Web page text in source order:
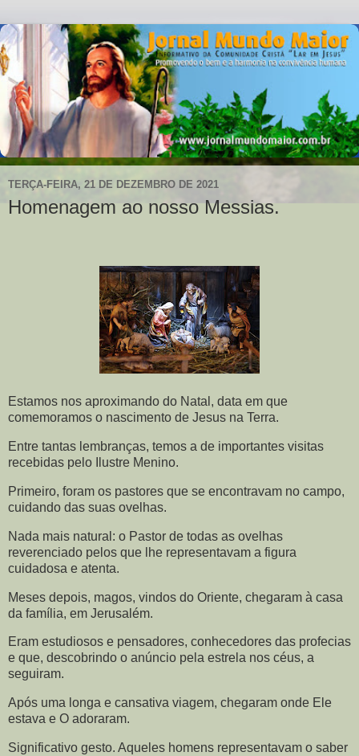
TERÇA-FEIRA, 21 DE DEZEMBRO DE 2021
Homenagem ao nosso Messias.
Estamos nos aproximando do Natal, data em que
comemoramos o nascimento de Jesus na Terra.
Entre tantas lembranças, temos a de importantes visitas
recebidas pelo Ilustre Menino.
Primeiro, foram os pastores que se encontravam no campo,
cuidando das suas ovelhas.
Nada mais natural: o Pastor de todas as ovelhas
reverenciado pelos que lhe representavam a figura
cuidadosa e atenta.
Meses depois, magos, vindos do Oriente, chegaram à casa
da família, em Jerusalém.
Eram estudiosos e pensadores, conhecedores das profecias
e que, descobrindo o anúncio pela estrela nos céus, a
seguiram.
Após uma longa e cansativa viagem, chegaram onde Ele
estava e O adoraram.
Significativo gesto. Aqueles homens representavam o saber